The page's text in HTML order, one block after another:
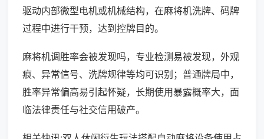
驱动内部微型电机或机械结构，在麻将机洗牌、码牌
过程中进行干预，达到控牌目的。
麻将机调胜率会被发现吗，专业检测易被发现，外观
痕、异常信号、洗牌规律等均可识别；普通牌局中，
胜率异常偏高易引起怀疑，长期使用暴露概率大，面
临法律责任与社交信用破产。